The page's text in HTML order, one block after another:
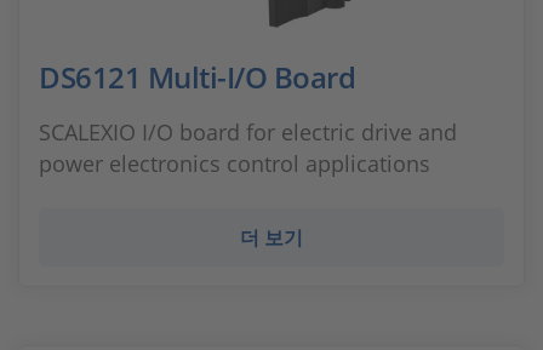
DS6121 Multi-I/O Board
SCALEXIO I/O board for electric drive and
power electronics control applications
더 보기